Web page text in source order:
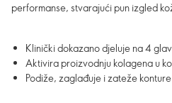
performanse, stvarajući pun izgled
Klinički dokazano djeluje na 4
Aktivira proizvodnju kolagena u
Podiže, zaglađuje i zateže